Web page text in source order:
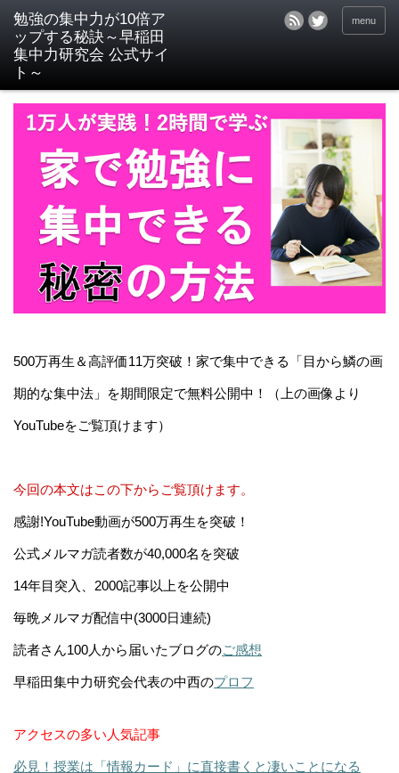
menu
500万再生＆高評価11万突破！家で集中できる「目から鱗の画
期的な集中法」を期間限定で無料公開中！（上の画像より
YouTubeをご覧頂けます）
今回の本文はこの下からご覧頂けます。
感謝!YouTube動画が500万再生を突破！
公式メルマガ読者数が40,000名を突破
14年目突入、2000記事以上を公開中
毎晩メルマガ配信中(3000日連続)
読者さん100人から届いたブログのご感想
早稲田集中力研究会代表の中西のプロフ
アクセスの多い人気記事
必見！授業は「情報カード」に直接書くと凄いことになる